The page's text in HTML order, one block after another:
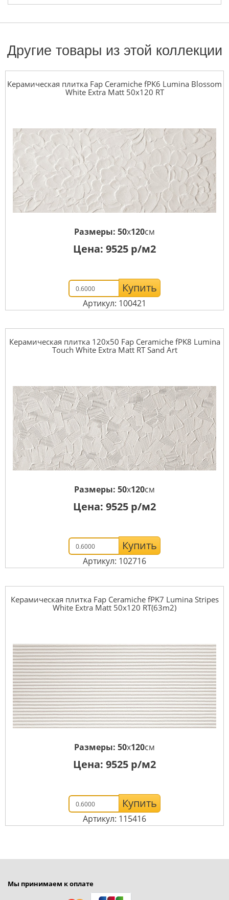
Другие товары из этой коллекции
Керамическая плитка Fap Ceramiche fPK6 Lumina Blossom
White Extra Matt 50x120 RT
Размеры: 50x120см
Цена: 9525 р/м2
Купить
Артикул: 100421
Керамическая плитка 120x50 Fap Ceramiche fPK8 Lumina
Touch White Extra Matt RT Sand Art
Размеры: 50x120см
Цена: 9525 р/м2
Купить
Артикул: 102716
Керамическая плитка Fap Ceramiche fPK7 Lumina Stripes
White Extra Matt 50x120 RT(63m2)
Размеры: 50x120см
Цена: 9525 р/м2
Купить
Артикул: 115416
Мы принимаем к оплате